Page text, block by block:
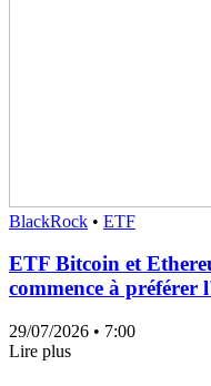
BlackRock • ETF
ETF Bitcoin et
commence à préférer
29/07/2026 • 7:00
Lire plus